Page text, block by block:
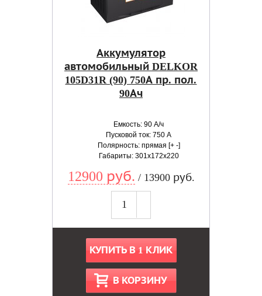
Аккумулятор
автомобильный DELKOR
105D31R (90) 750А пр. пол.
90Ач
Емкость: 90 А/ч
Пусковой ток: 750 А
Полярность: прямая [+ -]
Габариты: 301x172x220
12900 руб. / 13900 руб.
КУПИТЬ В 1 КЛИК
В КОРЗИНУ